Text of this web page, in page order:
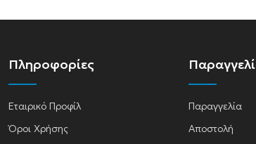
Πληροφορίες
Εταιρικό Προφίλ
Όροι Χρήσης
Παραγγελία
Αποστολή